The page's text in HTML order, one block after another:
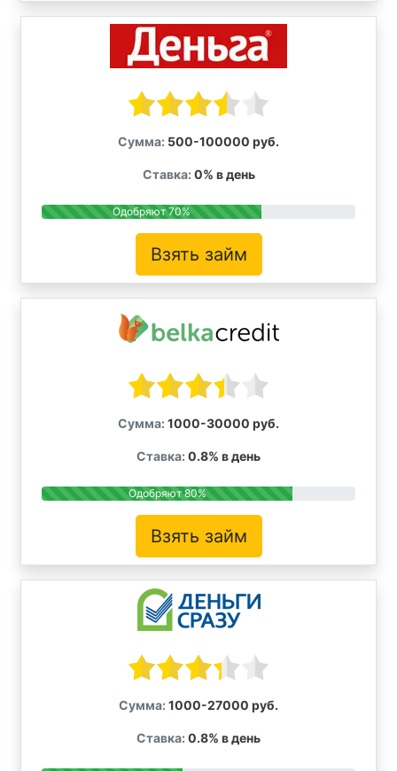
Сумма: 500-100000 руб.
Ставка: 0% в день
Одобряют 70%
Взять займ
Сумма: 1000-30000 руб.
Ставка: 0.8% в день
Одобряют 80%
Взять займ
Сумма: 1000-27000 руб.
Ставка: 0.8% в день